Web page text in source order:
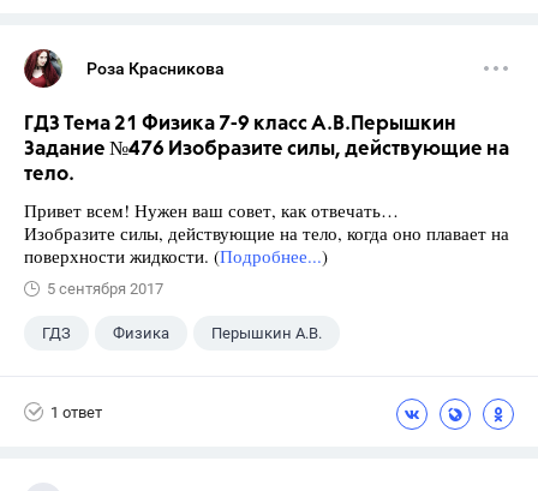
Роза Красникова
ГДЗ Тема 21 Физика 7-9 класс А.В.Перышкин
Задание №476 Изобразите силы, действующие на
тело.
Привет всем! Нужен ваш совет, как отвечать…
Изобразите силы, действующие на тело, когда оно плавает на
поверхности жидкости. (Подробнее...)
5 сентября 2017
ГДЗ Физика Перышкин А.В.
1 ответ